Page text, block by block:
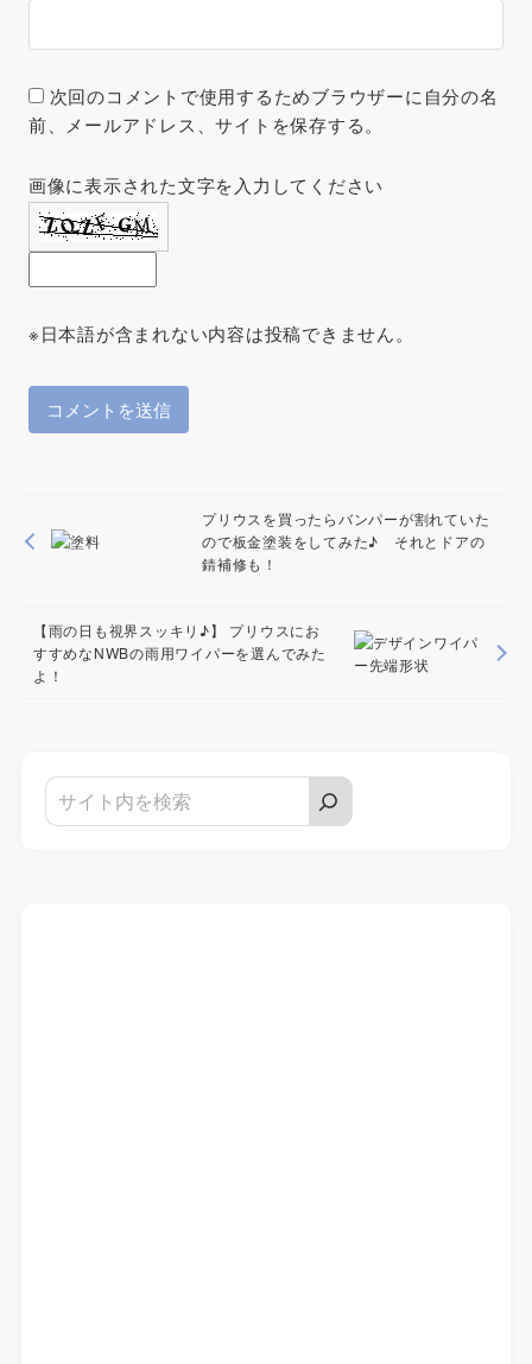
次回のコメントで使用するためブラウザーに自分の名
前、メールアドレス、サイトを保存する。
画像に表示された文字を入力してください
※日本語が含まれない内容は投稿できません。
プリウスを買ったらバンパーが割れていた
ので板金塗装をしてみた♪ それとドアの
錆補修も！
【雨の日も視界スッキリ♪】 プリウスにお
すすめなNWBの雨用ワイパーを選んでみた
よ！